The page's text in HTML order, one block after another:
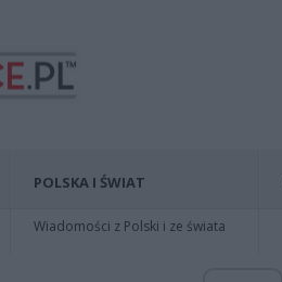
POLSKA I ŚWIAT
Wiadomości z Polski i ze świata